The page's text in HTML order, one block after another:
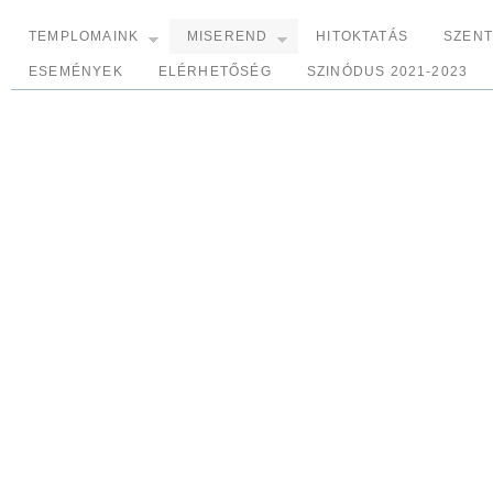
TEMPLOMAINK MISEREND HITOKTATÁS
ESEMÉNYEK ELÉRHETŐSÉG SZINÓDUS 2021-2023